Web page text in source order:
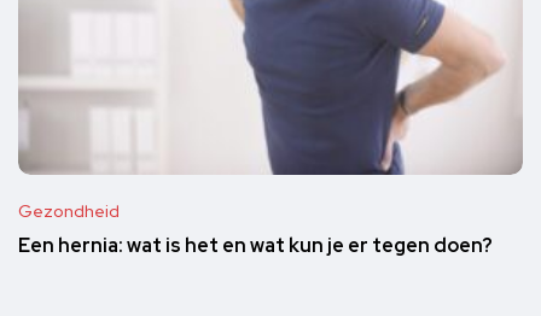
Gezondheid
Een hernia: wat is het en wat kun je er tegen doen?